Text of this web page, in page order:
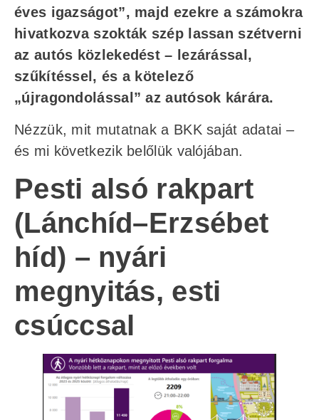
éves igazságot”, majd ezekre a számokra
hivatkozva szokták szép lassan szétverni
az autós közlekedést – lezárással,
szűkítéssel, és a kötelező
„újragondolással” az autósok kárára.
Nézzük, mit mutatnak a BKK saját adatai –
és mi következik belőlük valójában.
Pesti alsó rakpart
(Lánchíd–Erzsébet
híd) – nyári
megnyitás, esti
csúccsal